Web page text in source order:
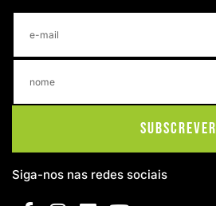
Subscrever
Siga-nos nas redes sociais